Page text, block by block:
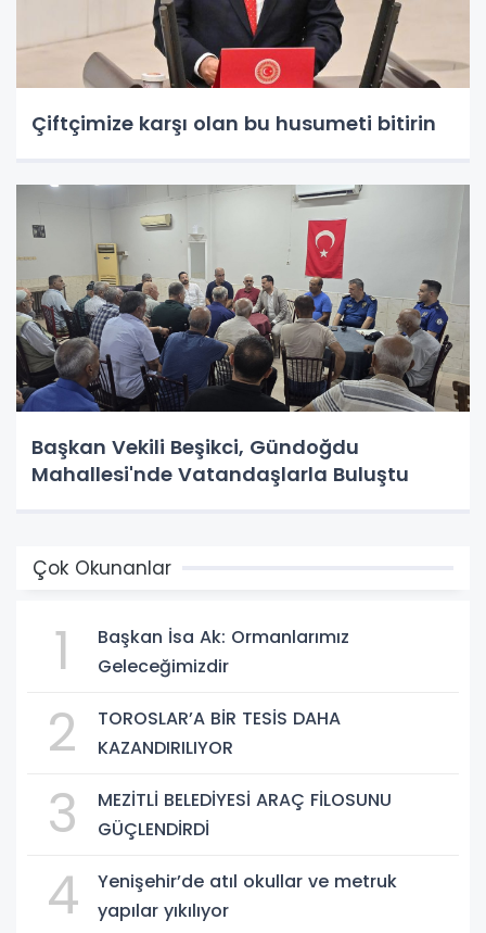
Çiftçimize karşı olan bu husumeti bitirin
Başkan Vekili Beşikci, Gündoğdu
Mahallesi'nde Vatandaşlarla Buluştu
Çok Okunanlar
1
Başkan İsa Ak: Ormanlarımız
Geleceğimizdir
2
TOROSLAR’A BİR TESİS DAHA
KAZANDIRILIYOR
3
MEZİTLİ BELEDİYESİ ARAÇ FİLOSUNU
GÜÇLENDİRDİ
4
Yenişehir’de atıl okullar ve metruk
yapılar yıkılıyor